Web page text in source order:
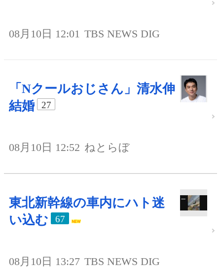
08月10日 12:01 TBS NEWS DIG
「Nクールおじさん」清水伸
結婚
27
08月10日 12:52 ねとらぼ
東北新幹線の車内にハト迷
い込む
67
08月10日 13:27 TBS NEWS DIG